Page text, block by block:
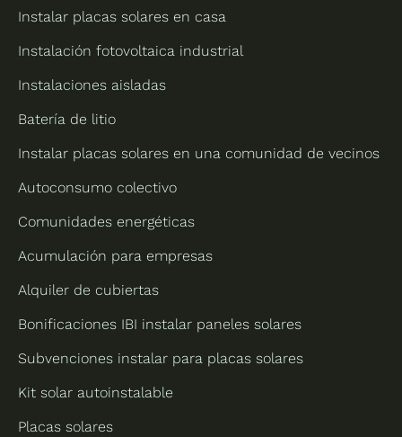
Instalar placas solares en casa
Instalación fotovoltaica industrial
Instalaciones aisladas
Batería de litio
Instalar placas solares en una comunidad de vecinos
Autoconsumo colectivo
Comunidades energéticas
Acumulación para empresas
Alquiler de cubiertas
Bonificaciones IBI instalar paneles solares
Subvenciones instalar para placas solares
Kit solar autoinstalable
Placas solares